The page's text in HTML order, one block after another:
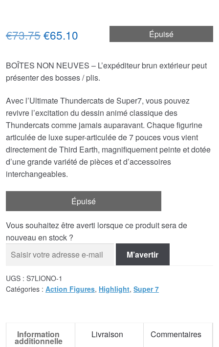
Épuisé
€73.75Le
initial
€73.75.
€65.10
actuel
est :
€65.10.
BOÎTES NON NEUVES – L’expéditeur brun extérieur peut
présenter des bosses / plis.
Avec l’Ultimate Thundercats de Super7, vous pouvez
revivre l’excitation du dessin animé classique des
Thundercats comme jamais auparavant. Chaque figurine
articulée de luxe super-articulée de 7 pouces vous vient
directement de Third Earth, magnifiquement peinte et dotée
d’une grande variété de pièces et d’accessoires
interchangeables.
Épuisé
Vous souhaitez être averti lorsque ce produit sera de
nouveau en stock ?
M’avertir
UGS : S7LIONO-1
Catégories : Action Figures, Highlight, Super 7
Information
additionnelle
Livraison Commentaires